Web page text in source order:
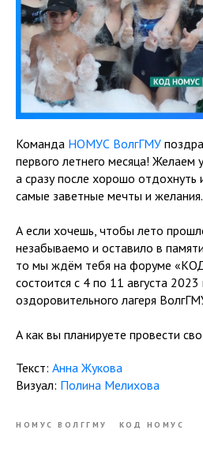
Команда НОМУС ВолгГМУ
первого летнего месяца! Желаем
а сразу после хорошо отдохнуть
самые заветные мечты и желания.
А если хочешь, чтобы лето
незабываемо и оставило в
то мы ждём тебя на форуме
состоится с 4 по 11 августа
оздоровительного лагеря
А как вы планируете провести
Текст: Анна Жукова
Визуал: Полина Мелихова
НОМУС ВОЛГГМУ КОД НОМУС